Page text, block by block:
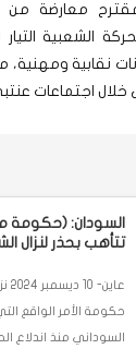
معارضة من
الشعبية
نقابية
اجتماعات
السودان:
تتأهب بحذر لنزال
حكومة الأمر الواقع
السوداني منذ اندلاع